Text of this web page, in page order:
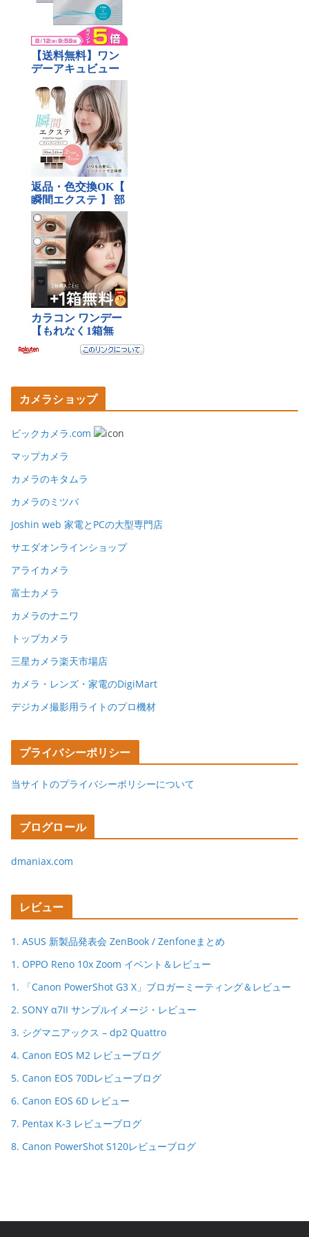
カメラショップ
ビックカメラ.com
マップカメラ
カメラのキタムラ
カメラのミツバ
Joshin web 家電とPCの大型専門店
サエダオンラインショップ
アライカメラ
富士カメラ
カメラのナニワ
トップカメラ
三星カメラ楽天市場店
カメラ・レンズ・家電のDigiMart
デジカメ撮影用ライトのプロ機材
プライバシーポリシー
当サイトのプライバシーポリシーについて
ブログロール
dmaniax.com
レビュー
1. ASUS 新製品発表会 ZenBook / Zenfoneまとめ
1. OPPO Reno 10x Zoom イベント＆レビュー
1. 「Canon PowerShot G3 X」ブロガーミーティング＆レビュー
2. SONY α7II サンプルイメージ・レビュー
3. シグマニアックス – dp2 Quattro
4. Canon EOS M2 レビューブログ
5. Canon EOS 70Dレビューブログ
6. Canon EOS 6D レビュー
7. Pentax K-3 レビューブログ
8. Canon PowerShot S120レビューブログ